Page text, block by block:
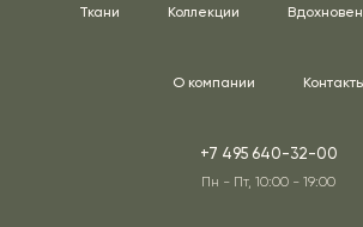
Ткани Коллекции
О компании Контакты
+7 495 640-32-00
Пн - Пт, 10:00 - 19:00